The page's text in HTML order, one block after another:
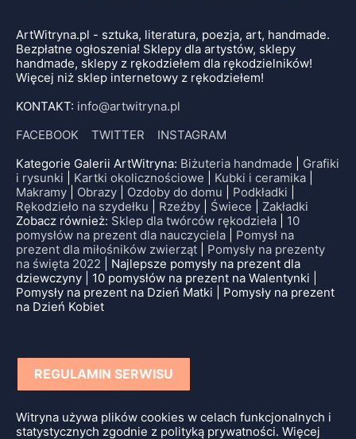
ArtWitryna.pl - sztuka, literatura, poezja, art, handmade.
Bezpłatne ogłoszenia! Sklepy dla artystów, sklepy
handmade, sklepy z rękodziełem dla rękodzielników!
Więcej niż sklep internetowy z rękodziełem!
KONTAKT: info@artwitryna.pl
FACEBOOK
TWITTER
INSTAGRAM
Kategorie Galerii ArtWitryna: Biżuteria handmade
Grafiki
i rysunki
Kartki okolicznościowe Kubki i ceramika
Makramy
Obrazy Ozdoby do domu Podkładki
Rękodzieło na szydełku
Rzeźby Świece
Zakładki
Zobacz również: Sklep dla twórców rękodzieła
10
pomysłów na prezent dla nauczyciela
Pomysł na
prezent dla miłośników zwierząt
Pomysły na prezenty
na święta 2022 | Najlepsze pomysły na prezent dla
dziewczyny | 10 pomysłów na prezent na Walentynki |
Pomysły na prezent na Dzień Matki | Pomysły na prezent
na Dzień Kobiet
REGULAMIN SERWISU
Witryna używa plików cookies w celach funkcjonalnych i
statystycznych zgodnie z polityką prywatności. Więcej